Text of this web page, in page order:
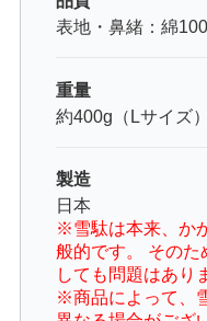
表地・鼻緒：綿
重量
約400g（Lサイズ）
製造
日本
※雪駄は本来、か
般的です。 そのた
しても問題はあり
※商品によって、